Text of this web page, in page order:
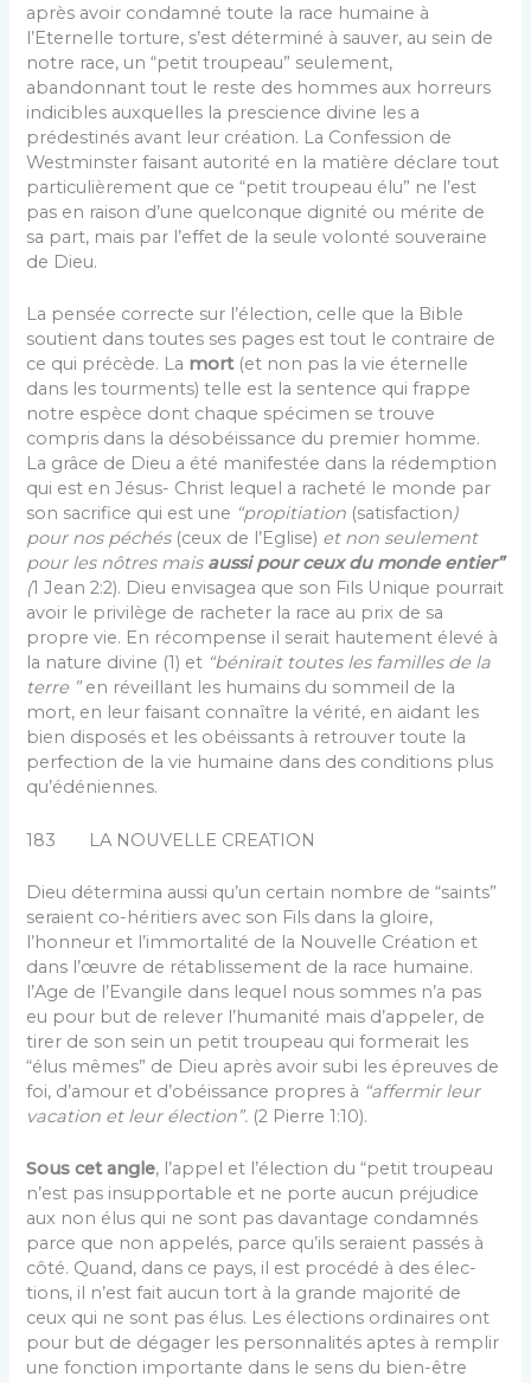
après avoir condamné toute la race humaine à
l’Eternelle torture, s’est déterminé à sau­ver, au sein de
notre race, un “petit troupeau” seule­ment,
abandonnant tout le reste des hommes aux hor­reurs
indicibles auxquelles la prescience divine les a
prédestinés avant leur création. La Confession de
West­minster faisant autorité en la matière déclare tout
par­ticulièrement que ce “petit troupeau élu” ne l’est
pas en raison d’une quelconque dignité ou mérite de
sa part, mais par l’effet de la seule volonté souveraine
de Dieu.
La pensée correcte sur l’élection, celle que la Bible
soutient dans toutes ses pages est tout le contraire de
ce qui précède. La mort(et non pas la vie éternelle
dans les tourments) telle est la sentence qui frappe
notre espèce dont chaque spécimen se trouve
compris dans la désobéissance du premier homme.
La grâce de Dieu a été manifestée dans la rédemption
qui est en Jésus- Christ lequel a racheté le monde par
son sacrifice qui est une “propitiation (satisfaction)
pour nos péchés(ceux de l’Eglise) et non seulement
pour les nôtres mais aussi pour ceux du monde entier”
(1 Jean 2:2). Dieu envisagea que son Fils Unique pourrait
avoir le privilège de racheter la race au prix de sa
propre vie. En récompense il serait hautement élevé à
la nature divine (1) et “bénirait toutes les familles de la
terre ”en réveillant les humains du sommeil de la
mort, en leur faisant connaître la vérité, en aidant les
bien disposés et les obéissants à retrouver toute la
perfection de la vie humaine dans des conditions plus
qu’édéniennes.
183 LA NOUVELLE CREATION
Dieu détermina aussi qu’un certain nombre de “saints”
seraient co-héritiers avec son Fils dans la gloire,
l’honneur et l’immortalité de la Nouvelle Création et
dans l’œuvre de rétablissement de la race humaine.
l’Age de l’Evangile dans lequel nous sommes n’a pas
eu pour but de relever l’humanité mais d’appeler, de
tirer de son sein un petit troupeau qui formerait les
“élus mêmes” de Dieu après avoir subi les épreuves de
foi, d’amour et d’obéissance propres à “affermir leur
vaca­tion et leur élection”. (2 Pierre 1:10).
Sous cet angle, l’appel et l’élection du “petit troupeau
n’est pas insupportable et ne porte aucun pré­judice
aux non élus qui ne sont pas davantage condam­nés
parce que non appelés, parce qu’ils seraient passés à
côté. Quand, dans ce pays, il est procédé à des élec­
tions, il n’est fait aucun tort à la grande majorité de
ceux qui ne sont pas élus. Les élections ordinaires ont
pour but de dégager les personnalités aptes à remplir
une fonction importante dans le sens du bien-être